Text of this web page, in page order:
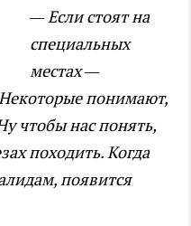
— Если стоят на
специальных
местах —
понимают,
чтобы нас понять,
походить. Когда
появится